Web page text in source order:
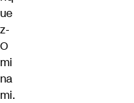
ue
z-
O
mi
na
mi.